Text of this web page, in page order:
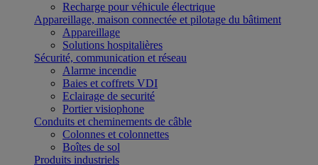
Recharge pour véhicule électrique
Appareillage, maison connectée et pilotage du bâtiment
Appareillage
Solutions hospitalières
Sécurité, communication et réseau
Alarme incendie
Baies et coffrets VDI
Eclairage de securité
Portier visiophone
Conduits et cheminements de câble
Colonnes et colonnettes
Boîtes de sol
Produits industriels